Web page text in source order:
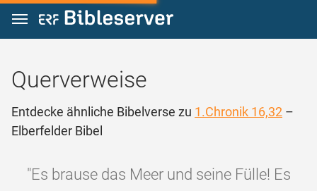
Zum Inhalt springen
Querverweise
Entdecke ähnliche Bibelverse zu 1.Chronik 16,32 –
Elberfelder Bibel
"Es brause das Meer und seine Fülle! Es